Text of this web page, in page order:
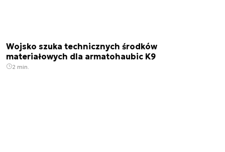
Wojsko szuka technicznych środków
materiałowych dla armatohaubic K9
2 min.